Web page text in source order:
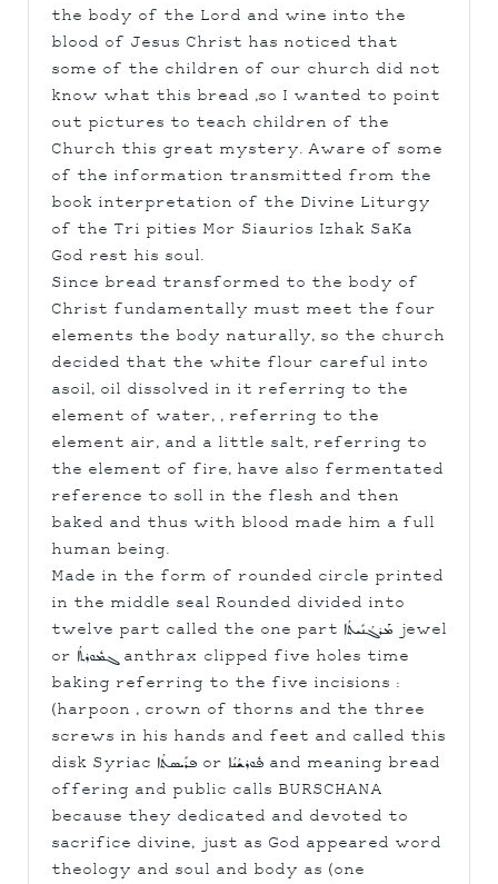
the body of the Lord and wine into the
blood of Jesus Christ has noticed that
some of the children of our church did not
know what this bread ,so I wanted to point
out pictures to teach children of the
Church this great mystery. Aware of some
of the information transmitted from the
book interpretation of the Divine Liturgy
of the Tri pities Mor Siaurios Izhak SaKa
God rest his soul.
Since bread transformed to the body of
Christ fundamentally must meet the four
elements the body naturally, so the church
decided that the white flour careful into
asoil, oil dissolved in it referring to the
element of water, , referring to the
element air, and a little salt, referring to
the element of fire, have also fermentated
reference to soll in the flesh and then
baked and thus with blood made him a full
human being.
Made in the form of rounded circle printed
in the middle seal Rounded divided into
twelve part called the one part ܡܰܪܓܳܢܺܝܬܳܐ jewel
or ܓܡܽܘܪܬܳܐ anthrax clipped five holes time
baking referring to the five incisions :
(harpoon , crown of thorns and the three
screws in his hands and feet and called this
disk Syriac ܦܪܺܝܣܬܳܐ or ܦܽܘܪܫܳܢܳܐ and meaning bread
offering and public calls BURSCHANA
because they dedicated and devoted to
sacrifice divine, just as God appeared word
theology and soul and body as (one